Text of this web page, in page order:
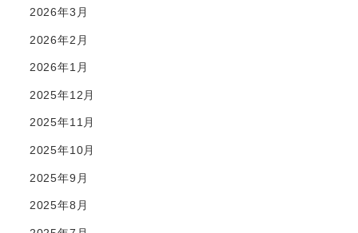
2026年3月
2026年2月
2026年1月
2025年12月
2025年11月
2025年10月
2025年9月
2025年8月